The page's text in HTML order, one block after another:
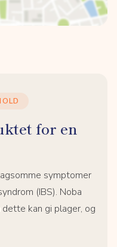
for en
symptomer
(IBS). Noba
kan gi plager, og